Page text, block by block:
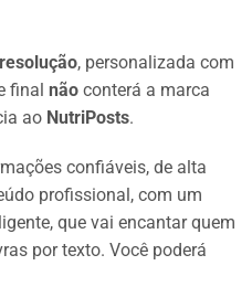
, personalizada com
final não conterá a marca
ao NutriPosts.
confiáveis, de alta
profissional, com um
que vai encantar quem
por texto. Você poderá